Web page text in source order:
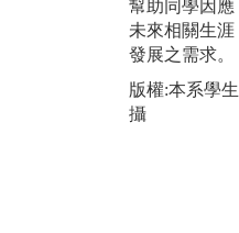
幫助同學因應
未來相關生涯
發展之需求。
版權:本系學生
攝